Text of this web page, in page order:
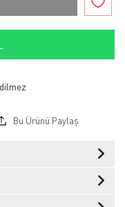
Bu Ürünü Paylaş